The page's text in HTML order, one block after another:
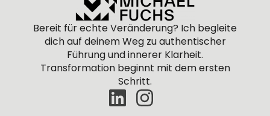
Bereit für echte Veränderung? Ich begleite
dichauf deinemWeg zu authentischer
Führung und innerer Klarheit.
Transformation beginnt mit dem ersten
Schritt.